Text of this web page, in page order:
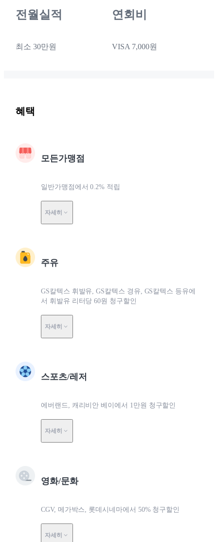
전월실적
최소 30만원
연회비
VISA 7,000원
혜택
모든가맹점
일반가맹점에서 0.2% 적립
자세히
주유
GS칼텍스 휘발유, GS칼텍스 경유, GS칼텍스 등유에
서 휘발유 리터당 60원 청구할인
자세히
스포츠/레저
에버랜드, 캐리비안 베이에서 1만원 청구할인
자세히
영화/문화
CGV, 메가박스, 롯데시네마에서 50% 청구할인
자세히